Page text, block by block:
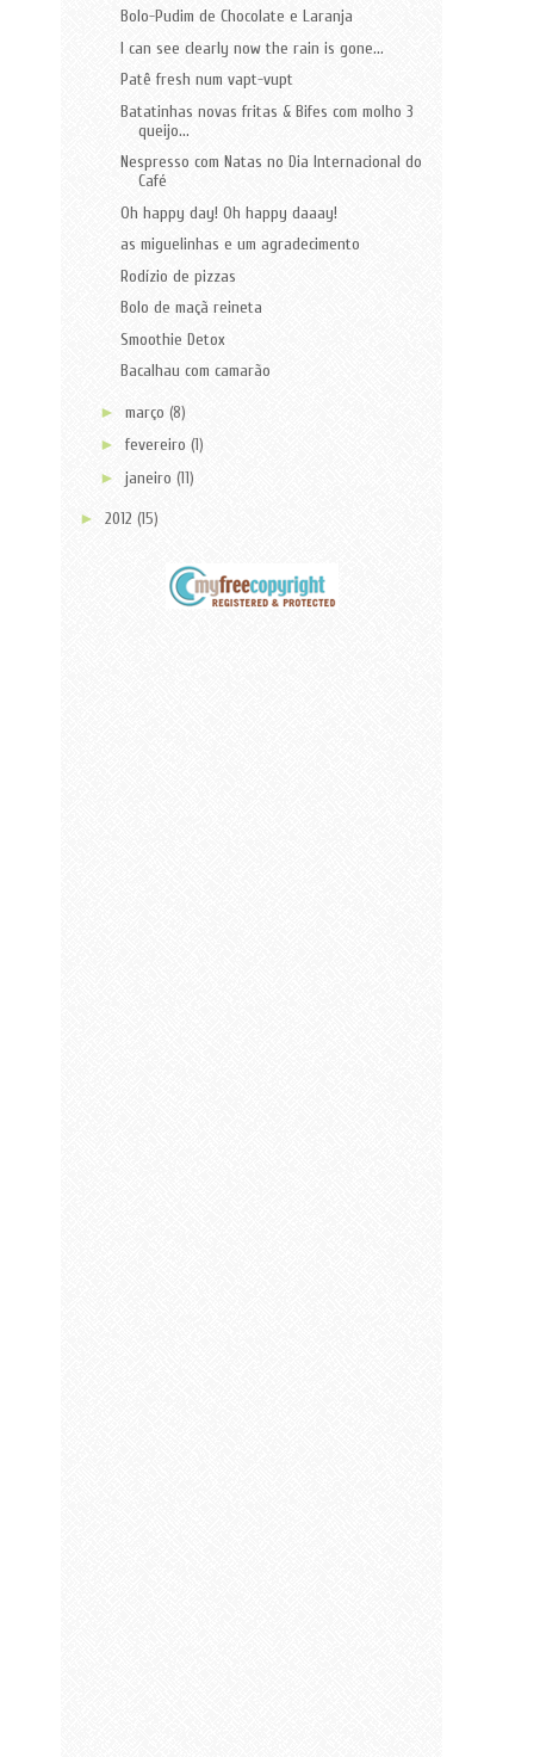
Bolo-Pudim de Chocolate e Laranja
I can see clearly now the rain is gone...
Patê fresh num vapt-vupt
Batatinhas novas fritas & Bifes com molho 3
queijo...
Nespresso com Natas no Dia Internacional do
Café
Oh happy day! Oh happy daaay!
as miguelinhas e um agradecimento
Rodízio de pizzas
Bolo de maçã reineta
Smoothie Detox
Bacalhau com camarão
► março (8)
► fevereiro (1)
► janeiro (11)
► 2012 (15)